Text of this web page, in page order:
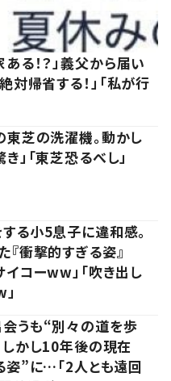
る！？」義父から届い
帰省する！」「私が行
芝の洗濯機。動かし
」「東芝恐るべし」
る小5息子に違和感。
衝撃的すぎる姿』
コーww」「吹き出し
うも“別々の道を歩
しかし10年後の現在
”に…「2人とも遠回